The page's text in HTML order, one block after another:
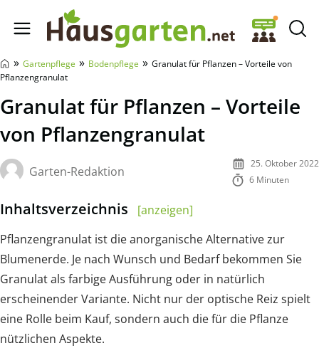
Hausgarten.net
» Gartenpflege » Bodenpflege » Granulat für Pflanzen – Vorteile von
Pflanzengranulat
Granulat für Pflanzen – Vorteile
von Pflanzengranulat
Garten-Redaktion
25. Oktober 2022
6 Minuten
Inhaltsverzeichnis
[anzeigen]
Pflanzengranulat ist die anorganische Alternative zur
Blumenerde. Je nach Wunsch und Bedarf bekommen Sie
Granulat als farbige Ausführung oder in natürlich
erscheinender Variante. Nicht nur der optische Reiz spielt
eine Rolle beim Kauf, sondern auch die für die Pflanze
nützlichen Aspekte.